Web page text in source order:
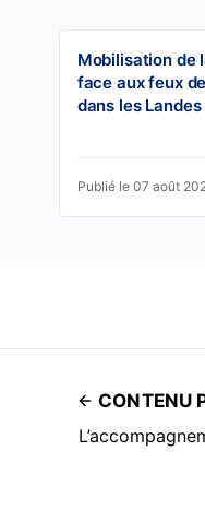
Mobilisation de
face aux feux
dans les Landes
Publié le 07 août
CONTENU